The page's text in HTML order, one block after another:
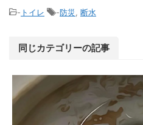
- トイレ -防災 断水
同じカテゴリーの記事